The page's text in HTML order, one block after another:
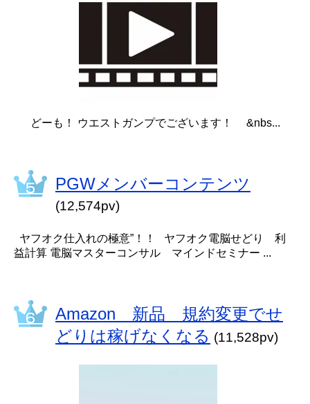
どーも！ ウエストガンプでございます！ &nbs...
PGWメンバーコンテンツ
(12,574pv)
ヤフオク仕入れの極意”！！ ヤフオク電脳せどり 利
益計算 電脳マスターコンサル マインドセミナー ...
Amazon 新品 規約変更でせ
どりは稼げなくなる (11,528pv)